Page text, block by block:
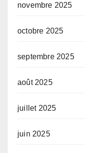
novembre 2025
octobre 2025
septembre 2025
août 2025
juillet 2025
juin 2025